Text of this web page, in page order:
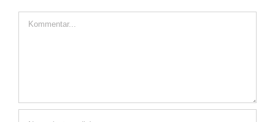
Kommentar